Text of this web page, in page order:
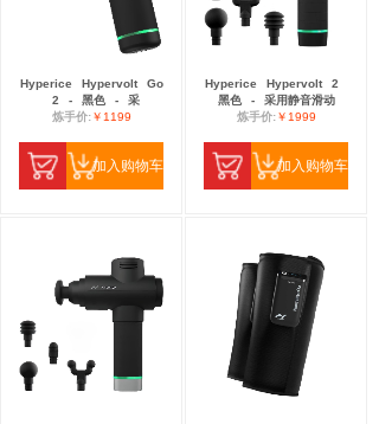
Hyperice Hypervolt
Go
2
- 黑色 -
采
炼手价:￥1199
加入购物车
Hyperice Hypervolt
2
黑色
-
采用静音滑动
炼手价:￥1999
加入购物车